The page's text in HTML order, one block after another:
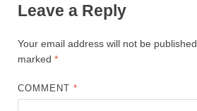
Leave a Reply
Your email address will not be published.
marked *
COMMENT*